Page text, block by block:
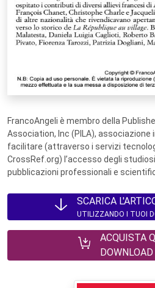
FrancoAngeli è membro della
Association, Inc (PILA),
facilitare (attraverso i servizi
CrossRef.org) l’accesso degli
pubblicazioni professionali e
SCARICA
UTILIZZANDO I TUOI
ACQUISTA